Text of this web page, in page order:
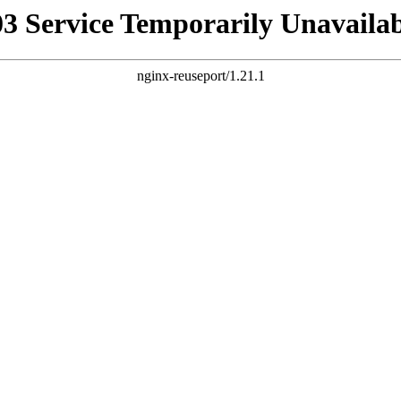
Service Temporarily
nginx-reuseport/1.21.1